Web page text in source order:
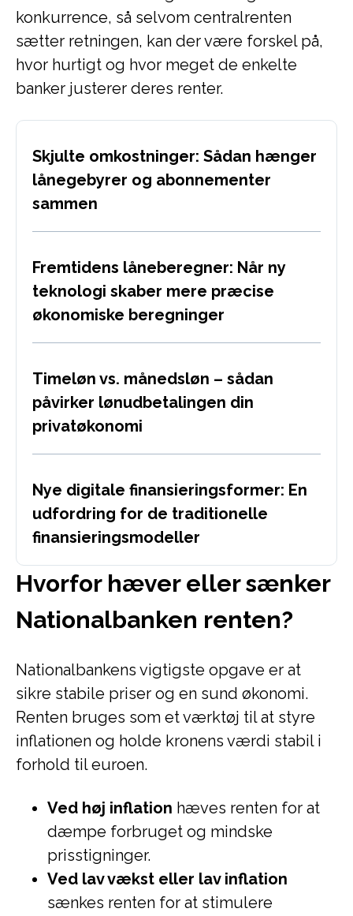
konkurrence, så selvom centralrenten
sætter retningen, kan der være forskel på,
hvor hurtigt og hvor meget de enkelte
banker justerer deres renter.
Skjulte omkostninger: Sådan hænger
lånegebyrer og abonnementer
sammen
Fremtidens låneberegner: Når ny
teknologi skaber mere præcise
økonomiske beregninger
Timeløn vs. månedsløn – sådan
påvirker lønudbetalingen din
privatøkonomi
Nye digitale finansieringsformer: En
udfordring for de traditionelle
finansieringsmodeller
Hvorfor hæver eller sænker
Nationalbanken renten?
Nationalbankens vigtigste opgave er at
sikre stabile priser og en sund økonomi.
Renten bruges som et værktøj til at styre
inflationen og holde kronens værdi stabil i
forhold til euroen.
Ved høj inflation hæves renten for at
dæmpe forbruget og mindske
prisstigninger.
Ved lav vækst eller lav inflation
sænkes renten for at stimulere